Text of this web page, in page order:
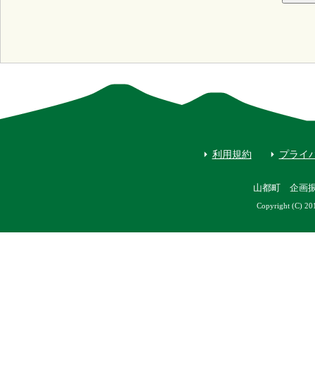
利用規約 プライ
山都町 企画
Copyright (C)